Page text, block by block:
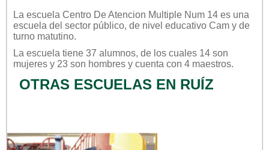
La escuela Centro De Atencion Multiple Num 14 es una
escuela del sector público, de nivel educativo Cam y de
turno matutino.
La escuela tiene 37 alumnos, de los cuales 14 son
mujeres y 23 son hombres y cuenta con 4 maestros.
OTRAS ESCUELAS EN RUÍZ